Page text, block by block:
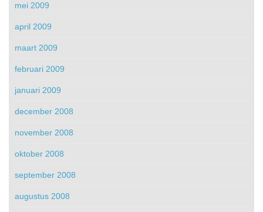
mei 2009
april 2009
maart 2009
februari 2009
januari 2009
december 2008
november 2008
oktober 2008
september 2008
augustus 2008